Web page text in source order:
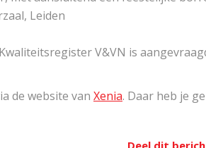
Leiden
V&VN is
de website van Xenia. Daar heb je
Deel dit